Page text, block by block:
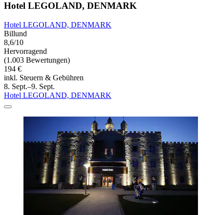
Hotel LEGOLAND, DENMARK
Hotel LEGOLAND, DENMARK
Billund
8,6/10
Hervorragend
(1.003 Bewertungen)
194 €
inkl. Steuern & Gebühren
8. Sept.–9. Sept.
Hotel LEGOLAND, DENMARK